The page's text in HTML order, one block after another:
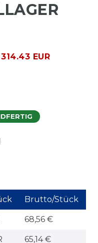
EUR
Brutto/Stück
68,56 €
65,14 €